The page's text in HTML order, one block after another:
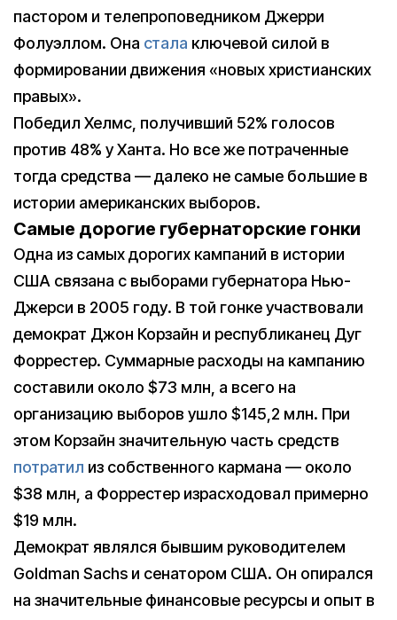
пастором и телепроповедником Джерри
Фолуэллом. Она стала ключевой силой в
формировании движения «новых христианских
правых».
Победил Хелмс, получивший 52% голосов
против 48% у Ханта. Но все же потраченные
тогда средства — далеко не самые большие в
истории американских выборов.
Самые дорогие губернаторские гонки
Одна из самых дорогих кампаний в истории
США связана с выборами губернатора Нью-
Джерси в 2005 году. В той гонке участвовали
демократ Джон Корзайн и республиканец Дуг
Форрестер. Суммарные расходы на кампанию
составили около $73 млн, а всего на
организацию выборов ушло $145,2 млн. При
этом Корзайн значительную часть средств
потратил из собственного кармана — около
$38 млн, а Форрестер израсходовал примерно
$19 млн.
Демократ являлся бывшим руководителем
Goldman Sachs и сенатором США. Он опирался
на значительные финансовые ресурсы и опыт в